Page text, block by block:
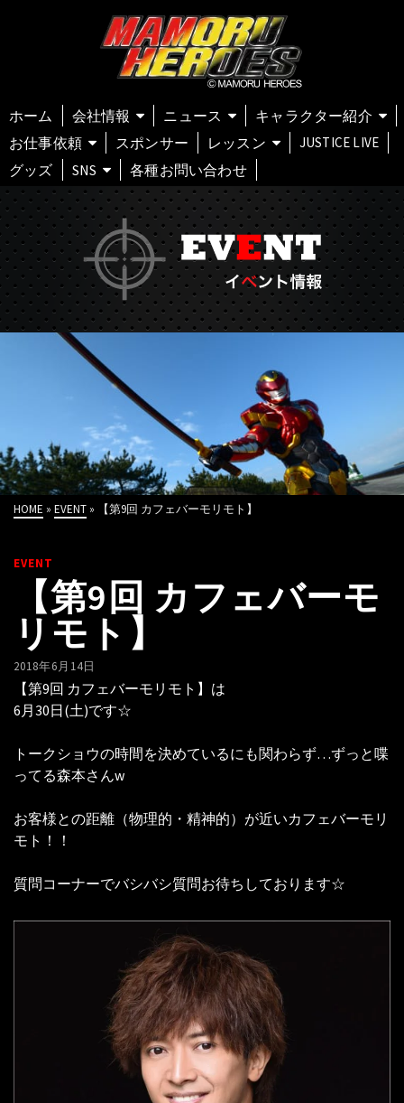
ホーム 会社情報 ニュース
キャラクター紹介
お仕事依頼
スポンサー レッスン JUSTICE LIVE
グッズ SNS 各種お問い合わせ
HOME » EVENT » 【第9回 カフェバーモリモト】
EVENT
【第9回 カフェバーモ
リモト】
2018年6月14日
【第9回 カフェバーモリモト】は
6月30日(土)です☆
トークショウの時間を決めているにも関わらず…ずっと喋
ってる森本さんw
お客様との距離（物理的・精神的）が近いカフェバーモリ
モト！！
質問コーナーでバシバシ質問お待ちしております☆